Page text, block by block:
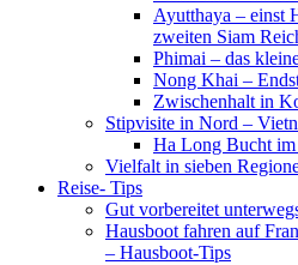
Ayutthaya – einst
zweiten Siam
Phimai – das
Nong Khai –
Zwischenhalt in
Stipvisite in Nord –
Ha Long Bucht
Vielfalt in sieben
Reise- Tips
Gut vorbereitet
Hausboot fahren auf
– Hausboot-Tips